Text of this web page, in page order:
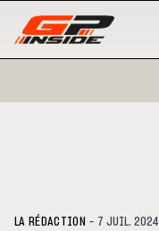
LA RÉDACTION - 7 JUIL. 2024